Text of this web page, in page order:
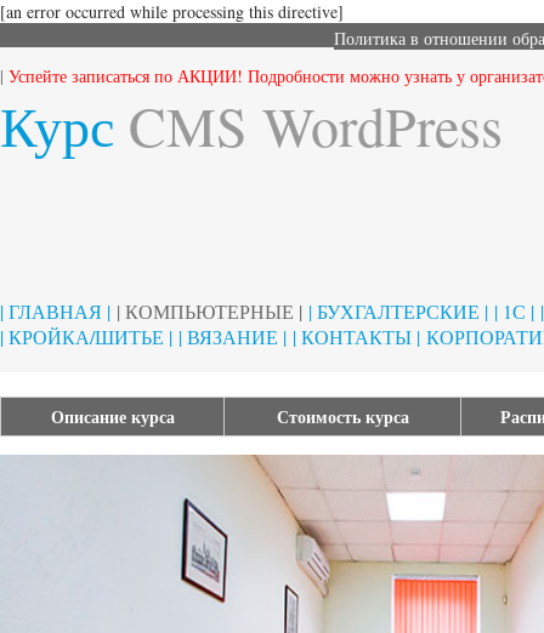
[an error occurred while processing this directive]
Политика в отношении
| Успейте записаться по АКЦИИ! Подробности можно узнать у
Курс CMS WordPress
| ГЛАВНАЯ | | КОМПЬЮТЕРНЫЕ | | БУХГАЛТЕРСКИЕ | | 1С |
| КРОЙКА/ШИТЬЕ | | ВЯЗАНИЕ | | КОНТАКТЫ |
Описание курса Стоимость курса